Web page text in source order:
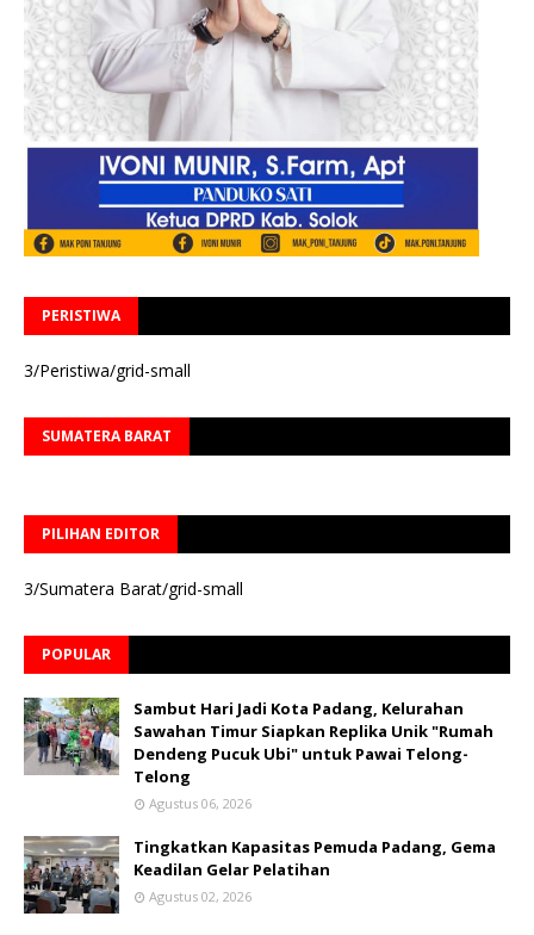
PERISTIWA
3/Peristiwa/grid-small
SUMATERA BARAT
PILIHAN EDITOR
3/Sumatera Barat/grid-small
POPULAR
Sambut Hari Jadi Kota Padang, Kelurahan
Sawahan Timur Siapkan Replika Unik "Rumah
Dendeng Pucuk Ubi" untuk Pawai Telong-
Telong
Agustus 06, 2026
Tingkatkan Kapasitas Pemuda Padang, Gema
Keadilan Gelar Pelatihan
Agustus 02, 2026